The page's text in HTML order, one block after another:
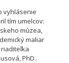
vyhlásenie
tím umelcov:
múzea,
maliar
riaditeľka
PhD..